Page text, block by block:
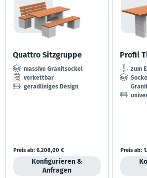
Quattro Sitzgruppe
massive Granitsockel
verkettbar
geradliniges Design
Preis ab:6.208,00 €
Konfigurieren &
Anfragen
Profil
zum
Preis ab: